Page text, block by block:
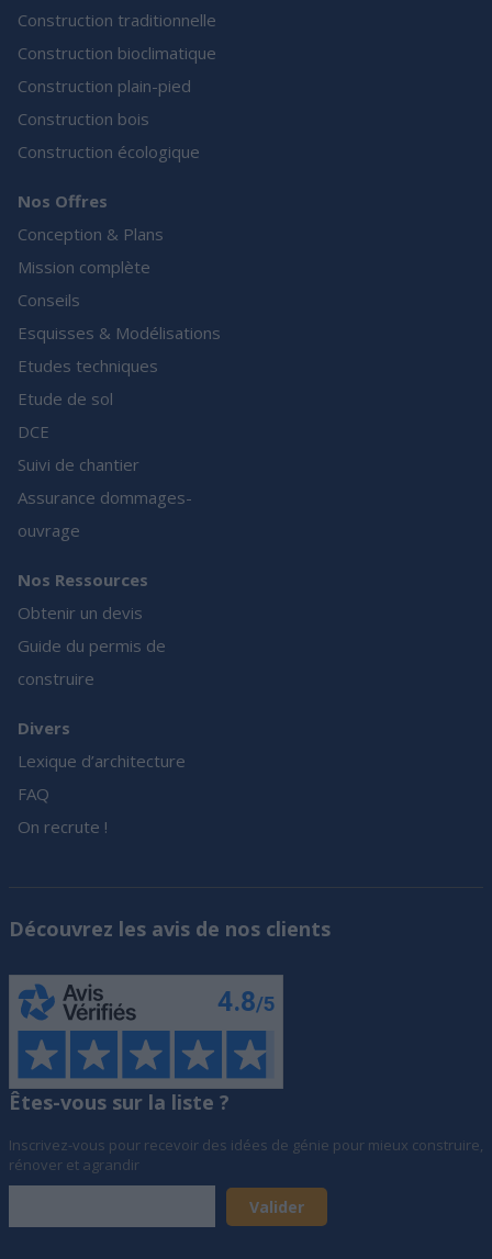
Construction traditionnelle
Construction bioclimatique
Construction plain-pied
Construction bois
Construction écologique
Nos Offres
Conception & Plans
Mission complète
Conseils
Esquisses & Modélisations
Etudes techniques
Etude de sol
DCE
Suivi de chantier
Assurance dommages-
ouvrage
Nos Ressources
Obtenir un devis
Guide du permis de
construire
Divers
Lexique d’architecture
FAQ
On recrute !
Découvrez les avis de nos clients
Êtes-vous sur la liste ?
Inscrivez-vous pour recevoir des idées de génie pour mieux construire,
rénover et agrandir